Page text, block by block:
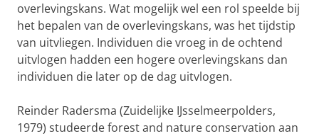
overlevingskans. Wat mogelijk wel een rol speelde bij
het bepalen van de overlevingskans, was het tijdstip
van uitvliegen. Individuen die vroeg in de ochtend
uitvlogen hadden een hogere overlevingskans dan
individuen die later op de dag uitvlogen.
Reinder Radersma (Zuidelijke IJsselmeerpolders,
1979) studeerde forest and nature conservation aan